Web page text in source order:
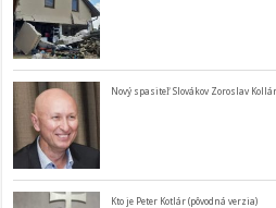
Nový spasiteľ Slovákov Zoroslav
Kto je Peter Kotlár (pôvodná verzia)